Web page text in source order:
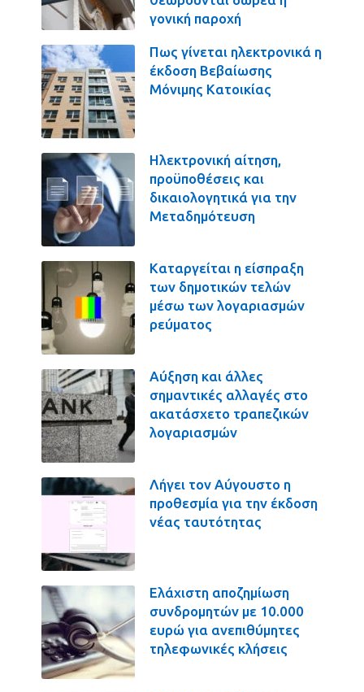
γονική παροχή
Πως γίνεται ηλεκτρονικά η
έκδοση Βεβαίωσης
Μόνιμης Κατοικίας
Ηλεκτρονική αίτηση,
προϋποθέσεις και
δικαιολογητικά για την
Μεταδημότευση
Καταργείται η είσπραξη
των δημοτικών τελών
μέσω των λογαριασμών
ρεύματος
Αύξηση και άλλες
σημαντικές αλλαγές στο
ακατάσχετο τραπεζικών
λογαριασμών
Λήγει τον Αύγουστο η
προθεσμία για την έκδοση
νέας ταυτότητας
Ελάχιστη αποζημίωση
συνδρομητών με 10.000
ευρώ για ανεπιθύμητες
τηλεφωνικές κλήσεις